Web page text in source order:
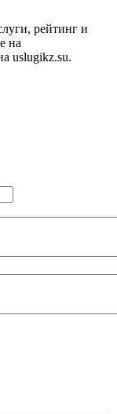
рейтинг и
на
uslugikz.su.